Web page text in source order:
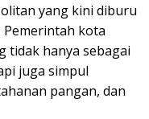
yang kini diburu
Pemerintah kota
tidak hanya sebagai
juga simpul
pangan, dan